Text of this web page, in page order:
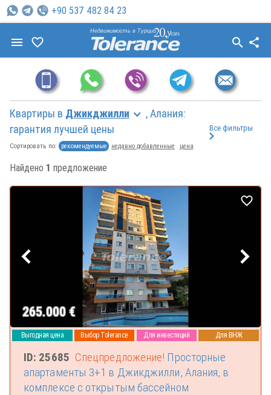
+90 537 482 84 23
Недвижимость в Турции
Квартиры в Джикджилли
, Алания:
гарантия лучшей цены
Сортировать по: рекомендуемые недавно добавленные цена
Все фильтры
Найдено 1 предложение
265.000 €
Выгодная цена Выбор Tolerance Для инвестиций Для ВНЖ
ID: 25685 Спецпредложение! Просторные
апартаменты 3+1 в Джикджилли, Алания, в
комплексе с открытым бассейном